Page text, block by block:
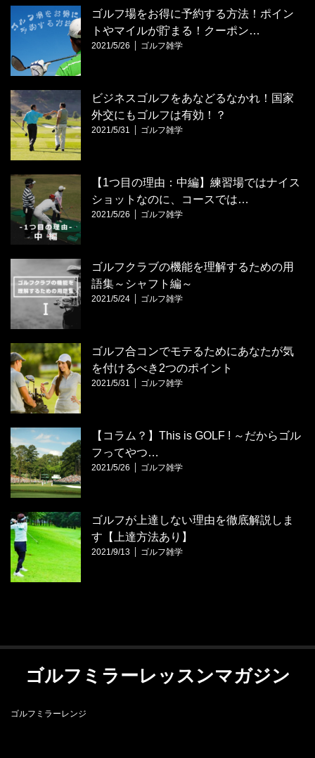
ゴルフ場をお得に予約する方法！ポイン
トやマイルが貯まる！クーポン…
2021/5/26 ゴルフ雑学
ビジネスゴルフをあなどるなかれ！国家
外交にもゴルフは有効！？
2021/5/31 ゴルフ雑学
【1つ目の理由：中編】練習場ではナイス
ショットなのに、コースでは…
2021/5/26 ゴルフ雑学
ゴルフクラブの機能を理解するための用
語集～シャフト編～
2021/5/24 ゴルフ雑学
ゴルフ合コンでモテるためにあなたが気
を付けるべき2つのポイント
2021/5/31 ゴルフ雑学
【コラム？】This is GOLF ! ～だからゴル
フってやつ…
2021/5/26 ゴルフ雑学
ゴルフが上達しない理由を徹底解説しま
す【上達方法あり】
2021/9/13 ゴルフ雑学
ゴルフミラーレッスンマガジン
ゴルフミラーレンジ